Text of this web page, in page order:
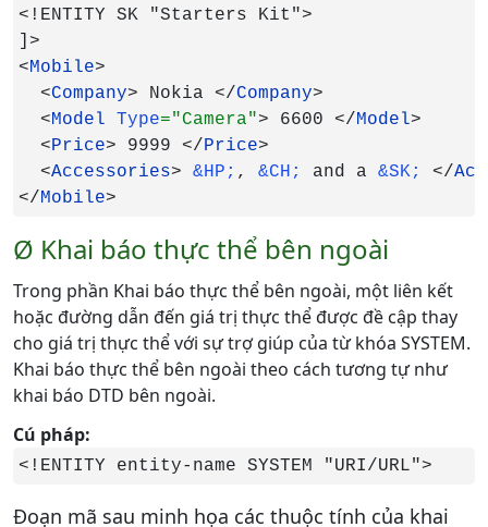
<!ENTITY SK "Starters Kit">
]>
<Mobile>
  <
Company> Nokia </Company>
  <
Model Type="Camera"> 6600 </Model>
  <
Price> 9999 </Price>
  <
Accessories> &HP; , &CH; and a &SK; </
</Mobile>
Ø Khai báo thực thể bên ngoài
Trong phần Khai báo thực thể bên ngoài, một liên kết
hoặc đường dẫn đến giá trị thực thể được đề cập thay
cho giá trị thực thể với sự trợ giúp của từ khóa SYSTEM.
Khai báo thực thể bên ngoài theo cách tương tự như
khai báo DTD bên ngoài.
Cú pháp:
<!ENTITY entity-name SYSTEM "URI/URL">
Đoạn mã sau minh họa các thuộc tính của khai